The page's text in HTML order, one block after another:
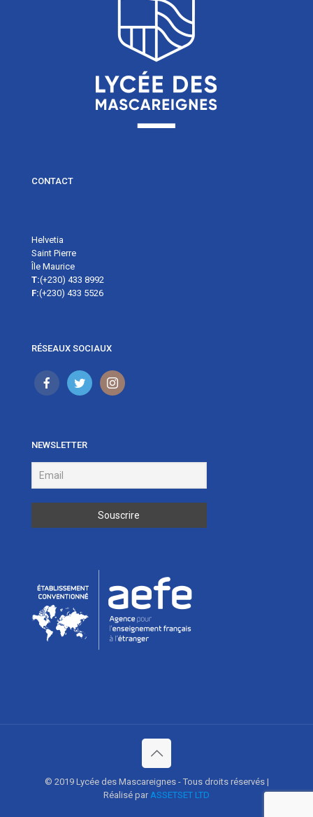
CONTACT
Helvetia
Saint Pierre
Île Maurice
T:(+230) 433 8992
F:(+230) 433 5526
RÉSEAUX SOCIAUX
NEWSLETTER
© 2019 Lycée des Mascareignes - Tous droits réservés |
Réalisé parASSETSET LTD